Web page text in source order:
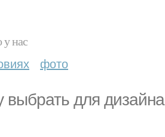
нас
фото
выбрать для дизайна